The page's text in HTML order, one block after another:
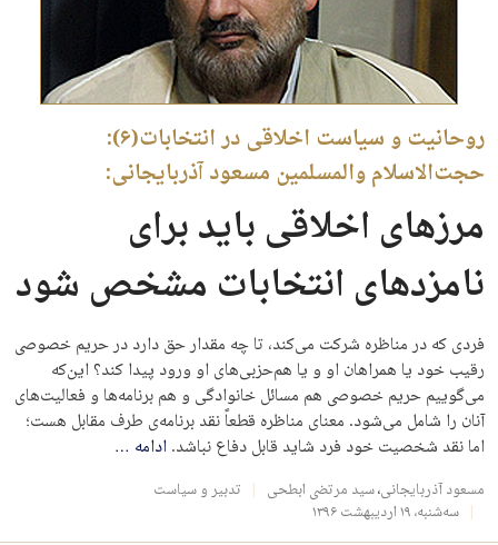
روحانیت و سیاست اخلاقی در انتخابات(۶):
حجت‌الاسلام والمسلمین مسعود آذربایجانی:
مرزهای اخلاقی باید برای
نامزدهای انتخابات مشخص شود
فردی که در مناظره شرکت می‌کند، تا چه مقدار حق دارد در حریم خصوصی
رقیب خود یا همراهان او و یا هم‌حزبی‌های او ورود پیدا کند؟ این‌که
می‌گوییم حریم خصوصی هم مسائل خانوادگی و هم برنامه‌ها و فعالیت‌های
آنان را شامل می‌شود. معنای مناظره قطعاً نقد برنامه‌ی طرف مقابل هست؛
اما نقد شخصیت خود فرد شاید قابل دفاع نباشد.ادامه …
مسعود آذربایجانی،سید مرتضی ابطحی
تدبیر و سیاست
سه‌شنبه، ۱۹ اردیبهشت ۱۳۹۶